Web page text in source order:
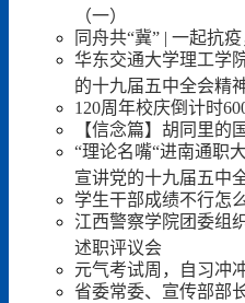
（一）
同舟共“冀” | 一起抗疫
华东交通大学理工学
的十九届五中全会精
120周年校庆倒计时
【信念篇】胡同里的
“理论名嘴“进南通职
宣讲党的十九届五中
学生干部成绩不行怎
江西警察学院团委组
述职评议会
元气考试周，自习冲
省委常委、宣传部部